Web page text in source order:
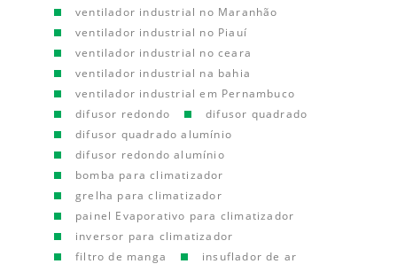
ventilador industrial no Maranhão
ventilador industrial no Piauí
ventilador industrial no ceara
ventilador industrial na bahia
ventilador industrial em Pernambuco
difusor redondo
difusor quadrado
difusor quadrado alumínio
difusor redondo alumínio
bomba para climatizador
grelha para climatizador
painel Evaporativo para climatizador
inversor para climatizador
filtro de manga
insuflador de ar